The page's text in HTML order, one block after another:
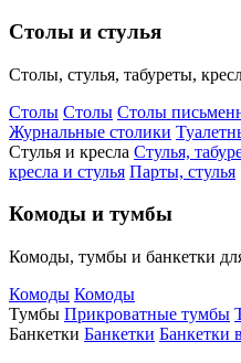
Столы и стулья
Столы, стулья, табуреты,
Столы Столы Столы
Журнальные столики
Стулья и кресла Стулья,
кресла и стулья Парты, стулья
Комоды и тумбы
Комоды, тумбы и банкетки
Комоды Комоды
Тумбы Прикроватные тумбы
Банкетки Банкетки Банкетки